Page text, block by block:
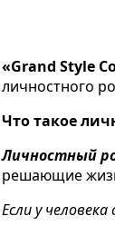
«Grand Style
личностного
Что такое
Личностный
решающие
Если у